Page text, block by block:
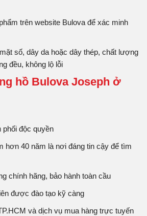
trên website Bulova để xác minh
số, dây da hoặc dây thép, chất lượng
đều, không lộ lỗi
hồ Bulova Joseph ở
phối độc quyền
hơn 40 năm là nơi đáng tin cậy để tìm
chính hãng, bảo hành toàn cầu
được đào tạo kỹ càng
và dịch vụ mua hàng trực tuyến